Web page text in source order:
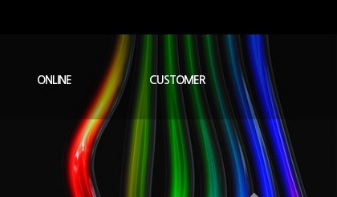
ONLINE
온라인문의
CUSTOMER
공지사항
질문과답변
자료실